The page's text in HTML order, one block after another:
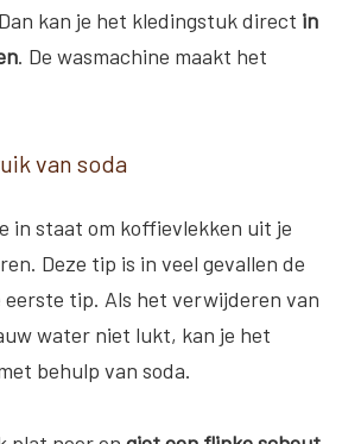
kan je het kledingstuk direct in
. De wasmachine maakt het
van soda
in staat om koffievlekken uit je
Deze tip is in veel gevallen de
tip. Als het verwijderen van
water niet lukt, kan je het
behulp van soda.